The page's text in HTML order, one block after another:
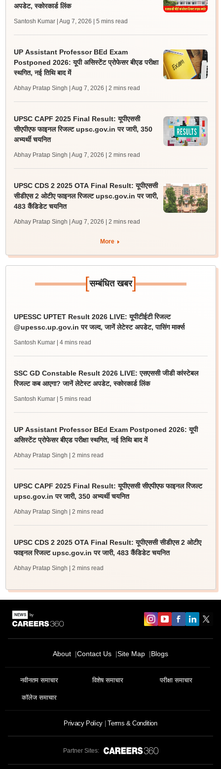
अपडेट, स्कोरकार्ड लिंक
Santosh Kumar | Aug 7, 2026 | 5 mins read
UP Assistant Professor BEd Exam
Postponed 2026: यूपी असिस्टेंट प्रोफेसर बीएड परीक्षा
स्थगित, नई तिथि बाद में
Abhay Pratap Singh | Aug 7, 2026 | 2 mins read
UPSC CAPF 2025 Final Result: यूपीएससी
सीएपीएफ फाइनल रिजल्ट upsc.gov.in पर जारी, 350
अभ्यर्थी चयनित
Abhay Pratap Singh | Aug 7, 2026 | 2 mins read
UPSC CDS 2 2025 OTA Final Result: यूपीएससी
सीडीएस 2 ओटीए फाइनल रिजल्ट upsc.gov.in पर जारी,
483 कैंडिडेट चयनित
Abhay Pratap Singh | Aug 7, 2026 | 2 mins read
More
[सम्बंधित खबर]
UPESSC UPTET Result 2026 LIVE: यूपीटीईटी रिजल्ट
@upessc.up.gov.in पर जल्द, जानें लेटेस्ट अपडेट, पासिंग मार्क्स
Santosh Kumar | 4 mins read
SSC GD Constable Result 2026 LIVE: एसएससी जीडी कांस्टेबल
रिजल्ट कब आएगा? जानें लेटेस्ट अपडेट, स्कोरकार्ड लिंक
Santosh Kumar | 5 mins read
UP Assistant Professor BEd Exam Postponed 2026: यूपी
असिस्टेंट प्रोफेसर बीएड परीक्षा स्थगित, नई तिथि बाद में
Abhay Pratap Singh | 2 mins read
UPSC CAPF 2025 Final Result: यूपीएससी सीएपीएफ फाइनल रिजल्ट
upsc.gov.in पर जारी, 350 अभ्यर्थी चयनित
Abhay Pratap Singh | 2 mins read
UPSC CDS 2 2025 OTA Final Result: यूपीएससी सीडीएस 2 ओटीए
फाइनल रिजल्ट upsc.gov.in पर जारी, 483 कैंडिडेट चयनित
Abhay Pratap Singh | 2 mins read
About Contact Us Site Map Blogs
नवीनतम समाचार विशेष समाचार परीक्षा समाचार
कॉलेज समाचार
Privacy Policy Terms & Condition
Partner Sites: